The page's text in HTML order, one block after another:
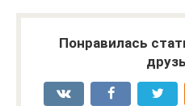
Понравилась